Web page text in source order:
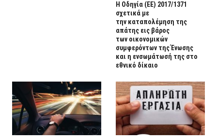
Η Οδηγία (ΕΕ) 2017/1371
σχετικά με
την καταπολέμηση της
απάτης εις βάρος
των οικονομικών
συμφερόντων της Ένωσης
και η ενσωμάτωσή της στο
εθνικό δίκαιο